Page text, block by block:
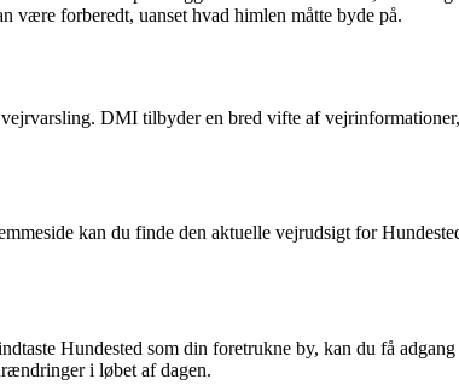
være forberedt, uanset hvad himlen måtte byde på.
DMI tilbyder en bred vifte af
kan du finde den aktuelle vejrudsigt for
Hundested som din foretrukne by, kan du få
i løbet af dagen.